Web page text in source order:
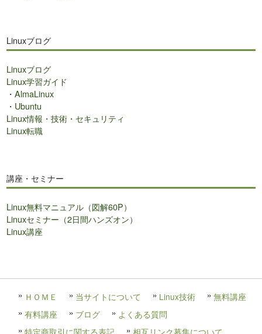
Linuxブログ
Linuxブログ
Linux学習ガイド
・AlmaLinux
・ Ubuntu
Linux情報・技術・セキュリティ
Linux転職
講座・セミナー
Linux無料マニュアル（図解60P）
Linuxセミナー（2日間ハンズオン）
Linux講座
ＨＯＭＥ 当サイトについて Linux技術
無料講座
有料講座
ブログ
よくある質問